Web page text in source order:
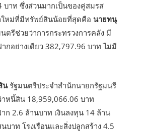
บาท ซึ่งส่วนมากเป็นของคู่สมรส
หม่ที่มีทรัพย์สินน้อยที่สุดคือ นายทนุ
ตรีช่วยว่าการกระทรวงการคลัง มี
กอย่างเดียว 382,797.96 บาท ไม่มี
นรัฐมนตรีประจำสำนักนายกรัฐมนรี
หนี้สิน 18,959,066.06 บาท
ก 2.6 ล้านบาท เงินลงทุน 14 ล้าน
าท โรงเรือนและสิ่งปลูกสร้าง 4.5